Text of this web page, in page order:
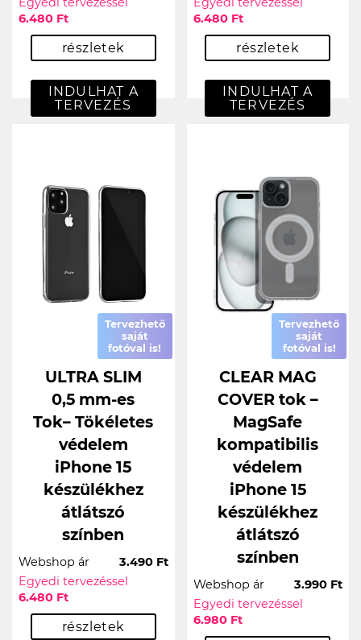
6.480 Ft
részletek
INDULHAT A
TERVEZÉS
6.480 Ft
részletek
INDULHAT A
TERVEZÉS
Tervezhető
saját
fotóval is!
ULTRA SLIM
0,5 mm-es
Tok– Tökéletes
védelem
iPhone 15
készülékhez
átlátszó
színben
Webshop ár
3.490 Ft
Egyedi tervezéssel
6.480 Ft
részletek
Tervezhető
saját
fotóval is!
CLEAR MAG
COVER tok –
MagSafe
kompatibilis
védelem
iPhone 15
készülékhez
átlátszó
színben
Webshop ár
3.990 Ft
Egyedi tervezéssel
6.980 Ft